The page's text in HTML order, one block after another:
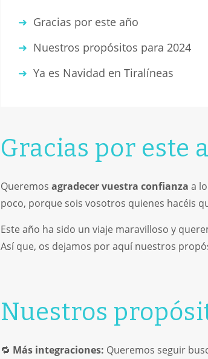
Gracias por este año
Nuestros propósitos para 2024
Ya es Navidad en Tiralíneas
Gracias por este
Queremos agradecervuestra confianza a
poco, porque sois vosotros quienes hacéis
Este año ha sido un viaje maravilloso y
Así que, os dejamos por aquí nuestros
Nuestros
🔁 Más integraciones: Queremos seguir